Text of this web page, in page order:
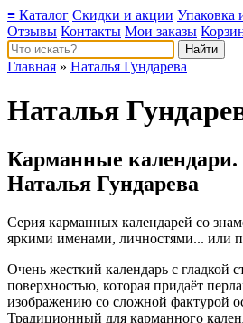
≡ Каталог Скидки и акции Упаковка
Отзывы Контакты Мои заказы
Главная » Наталья Гундарева
Наталья
Карманные календари.
Наталья Гундарева
Серия карманных календарей со
яркими именами, личностями... или
Очень жесткий календарь с гладкой
поверхностью, которая придаёт
изображению со сложной фактурой
Традиционный для карманного